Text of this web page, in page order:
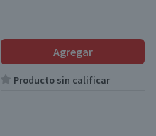
Agregar
Producto sin calificar